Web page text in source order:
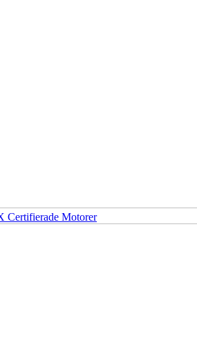
Certifierade Motorer